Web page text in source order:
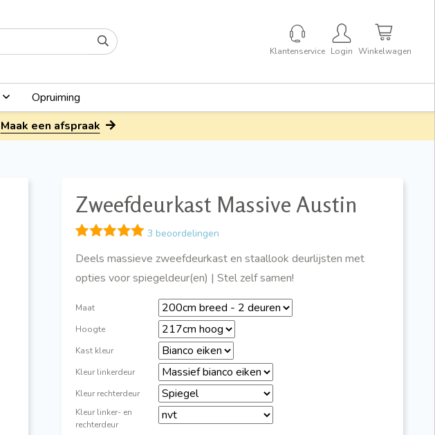
Klantenservice Login Winkelwagen
Opruiming
Maak een afspraak
Zweefdeurkast Massive Austin
3 beoordelingen
Deels massieve zweefdeurkast en staallook deurlijsten met
opties voor spiegeldeur(en) | Stel zelf samen!
Maat
Hoogte
Kast kleur
Kleur linkerdeur
Kleur rechterdeur
Kleur linker- en
rechterdeur